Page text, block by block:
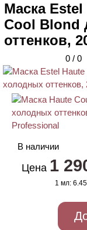
Маска
Cool Blond
оттенков,
0 / 0
В наличии
Цена 1
1 мл: